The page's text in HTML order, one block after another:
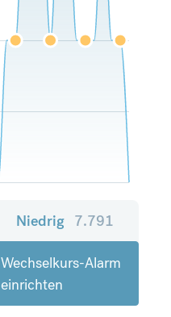
Niedrig 7.791
Wechselkurs-Alarm
einrichten